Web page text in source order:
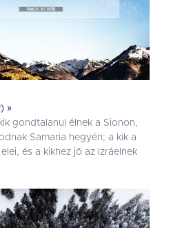
»
gondtalanul élnek a Sionon,
Samaria hegyén; a kik a
és a kikhez jõ az Izráelnek